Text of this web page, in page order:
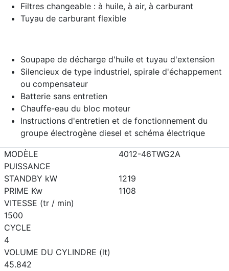
Filtres changeable : à huile, à air, à carburant
Tuyau de carburant flexible
Soupape de décharge d'huile et tuyau d'extension
Silencieux de type industriel, spirale d'échappement
ou compensateur
Batterie sans entretien
Chauffe-eau du bloc moteur
Instructions d'entretien et de fonctionnement du
groupe électrogène diesel et schéma électrique
MODÈLE
4012-46TWG2A
PUISSANCE
STANDBY kW
1219
PRIME Kw
1108
VITESSE (tr / min)
1500
CYCLE
4
VOLUME DU CYLINDRE (lt)
45.842